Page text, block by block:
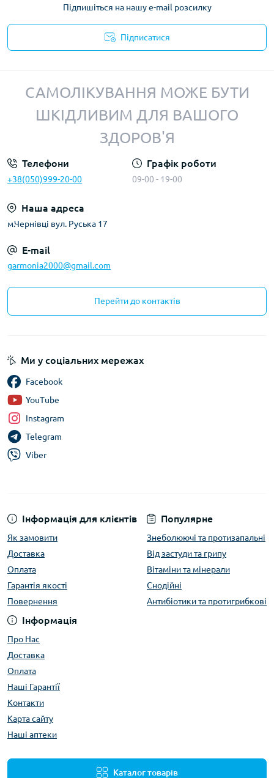
Підпишіться на нашу e-mail розсилку
Підписатися
САМОЛІКУВАННЯ МОЖЕ БУТИ
ШКІДЛИВИМ ДЛЯ ВАШОГО
ЗДОРОВ'Я
Телефони
+38(050)999-20-00
Графік роботи
09-00 - 19-00
Наша адреса
м.Чернівці вул. Руська 17
E-mail
garmonia2000@gmail.com
Перейти до контактів
Інформація для клієнтів
Як замовити
Доставка
Оплата
Гарантія якості
Повернення
Популярне
Знеболюючі та протизапальні
Від застуди та грипу
Вітаміни та мінерали
Снодійні
Антибіотики та протигрибкові
Інформація
Про Нас
Доставка
Оплата
Наші Гарантії
Контакти
Карта сайту
Наші аптеки
Каталог товарів
Ми у соціальних мережах
Facebook
YouTube
Instagram
Telegram
Viber